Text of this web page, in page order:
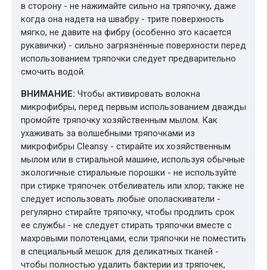
в сторону - не нажимайте сильно на тряпочку, даже
когда она надета на швабру - трите поверхность
мягко, не давите на фибру (особенно это касается
рукавички) - сильно загрязнённые поверхности перед
использованием тряпочки следует предварительно
смочить водой.
ВНИМАНИЕ: Чтобы активировать волокна
микрофибры, перед первым использованием дважды
промойте тряпочку хозяйственным мылом. Как
ухаживать за волшебными тряпочками из
микрофибры Cleansy - стирайте их хозяйственным
мылом или в стиральной машине, используя обычные
экологичные стиральные порошки - не используйте
при стирке тряпочек отбеливатель или хлор; также не
следует использовать любые ополаскиватели -
регулярно стирайте тряпочку, чтобы продлить срок
ее службы - не следует стирать тряпочки вместе с
махровыми полотенцами, если тряпочки не поместить
в специальный мешок для деликатных тканей -
чтобы полностью удалить бактерии из тряпочек,